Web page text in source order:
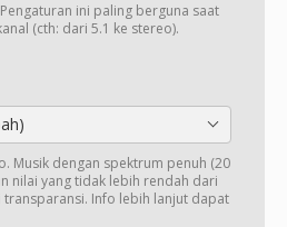
ini paling berguna saat
(cth: dari 5.1 ke stereo).
Musik dengan spektrum penuh (20
nilai yang tidak lebih rendah dari
transparansi. Info lebih lanjut dapat